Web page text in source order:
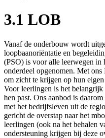
3.1 LOB
Vanaf de onderbouw wordt
loopbaanoriëntatie en
(PSO) is voor alle leerwegen in
onderdeel opgenomen. Met
om zicht te krijgen op hun
Voor leerlingen is het
hen past. Ons aanbod is
met het bedrijfsleven uit de
gericht de overstap naar het
leerlingen (ook na het behalen
ondersteuning krijgen bij deze